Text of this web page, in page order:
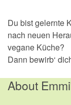
Du bist gelernte
nach neuen
vegane Küche?
Dann bewirb‘
About